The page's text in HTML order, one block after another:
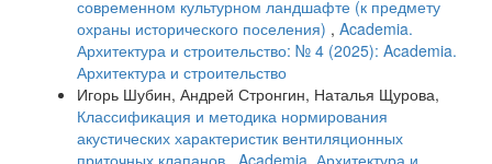
современном культурном ландшафте (к предмету
охраны исторического поселения) , Academia.
Архитектура и строительство: № 4 (2025): Academia.
Архитектура и строительство
Игорь Шубин, Андрей Стронгин, Наталья Щурова,
Классификация и методика нормирования
акустических характеристик вентиляционных
приточных клапанов , Academia. Архитектура и